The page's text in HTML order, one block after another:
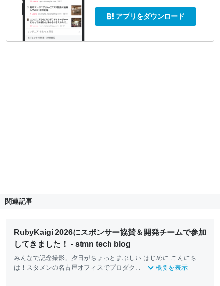
アプリをダウンロード
関連記事
RubyKaigi 2026にスポンサー協賛＆開発チームで参加
してきました！ - stmn tech blog
みんなで記念撮影。夕日がちょっとまぶしい はじめに こんにち
は！スタメンの名古屋オフィスでプロダク...
概要を表示